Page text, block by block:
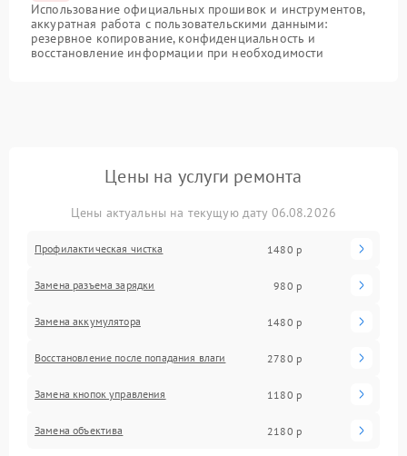
Использование официальных прошивок и инструментов,
аккуратная работа с пользовательскими данными:
резервное копирование, конфиденциальность и
восстановление информации при необходимости
Цены на услуги ремонта
Цены актуальны на текущую дату 06.08.2026
Профилактическая чистка 1480 р
Замена разъема зарядки 980 р
Замена аккумулятора 1480 р
Восстановление после попадания влаги 2780 р
Замена кнопок управления 1180 р
Замена объектива 2180 р